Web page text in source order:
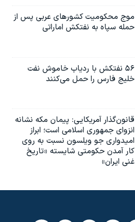
موج محکومیت کشورهای عربی پس از
حمله سپاه به نفتکش اماراتی
۵۶ نفتکش با ردیاب خاموش نفت
خلیج فارس را حمل می‌کنند
قانون‌گذار آمریکایی: پیمان مکه نشانه
انزوای جمهوری اسلامی است؛ ابراز
امیدواری جو ویلسون نسبت به روی
کار آمدن حکومتی شایسته «تاریخ
غنی ایران»